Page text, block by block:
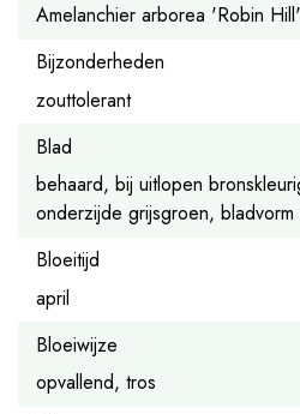
Amelanchier arborea 'Robin Hill'
Bijzonderheden
zouttolerant
Blad
behaard, bij uitlopen
onderzijde grijsgroen,
Bloeitijd
april
Bloeiwijze
opvallend, tros